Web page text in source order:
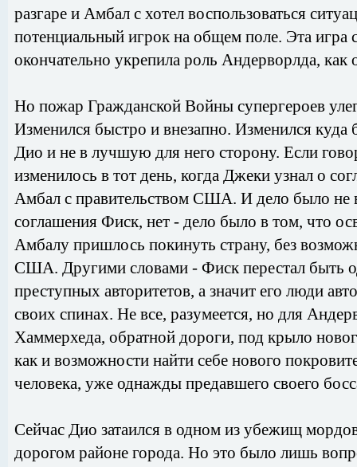
разгаре и Амбал с хотел воспользоваться
потенциальный игрок на общем поле. Эта игра
окончательно укрепила роль Андерворлда,
Но пожар Гражданской Войны супергероев
Изменился быстро и внезапно. Изменился
Дио и не в лучшую для него сторону. Если
изменилось в тот день, когда Джеки узнал о
Амбал с правительством США. И дело было не
соглашения Фиск, нет - дело было в том, что
Амбалу пришлось покинуть страну, без
США. Другими словами - Фиск перестал быть
преступных авторитетов, а значит его люди
своих спинах. Не все, разумеется, но для
Хаммерхеда, обратной дороги, под крыло
как и возможности найти себе нового
человека, уже однажды предавшего своего
Сейчас Дио затаился в одном из убежищ
дорогом районе города. Но это было лишь